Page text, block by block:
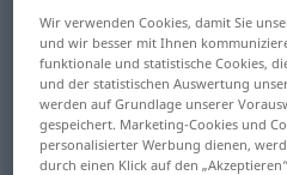
editto [eˈditto] m
Übersicht aller
(Für mehr Details die
Edikt Erlass
Wir verwenden Cookies, damit Sie
und wir besser mit Ihnen
funktionale und statistische Cookies,
und der statistischen Auswertung
werden auf Grundlage unserer
gespeichert. Marketing-Cookies und
personalisierter Werbung dienen,
durch einen Klick auf den